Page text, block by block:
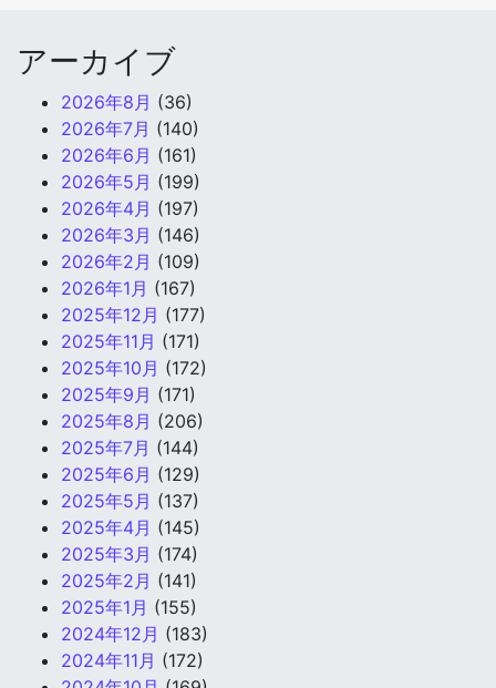
アーカイブ
2026年8月 (36)
2026年7月 (140)
2026年6月 (161)
2026年5月 (199)
2026年4月 (197)
2026年3月 (146)
2026年2月 (109)
2026年1月 (167)
2025年12月 (177)
2025年11月 (171)
2025年10月 (172)
2025年9月 (171)
2025年8月 (206)
2025年7月 (144)
2025年6月 (129)
2025年5月 (137)
2025年4月 (145)
2025年3月 (174)
2025年2月 (141)
2025年1月 (155)
2024年12月 (183)
2024年11月 (172)